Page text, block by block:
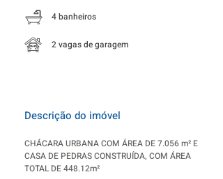
4 banheiros
2 vagas de garagem
Descrição do imóvel
CHÁCARA URBANA COM ÁREA DE 7.056 m² E
CASA DE PEDRAS CONSTRUÍDA, COM ÁREA
TOTAL DE 448.12m²